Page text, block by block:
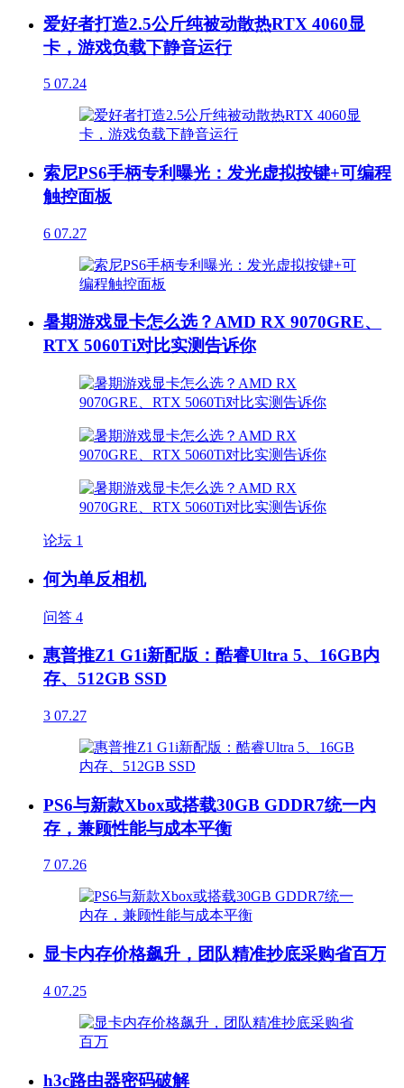
爱好者打造2.5公斤纯被动散热RTX 4060显
卡，游戏负载下静音运行
5 07.24
索尼PS6手柄专利曝光：发光虚拟按键+可编程
触控面板
6 07.27
暑期游戏显卡怎么选？AMD RX 9070GRE、
RTX 5060Ti对比实测告诉你
论坛 1
何为单反相机
问答 4
惠普推Z1 G1i新配版：酷睿Ultra 5、16GB内
存、512GB SSD
3 07.27
PS6与新款Xbox或搭载30GB GDDR7统一内
存，兼顾性能与成本平衡
7 07.26
显卡内存价格飙升，团队精准抄底采购省百万
4 07.25
h3c路由器密码破解